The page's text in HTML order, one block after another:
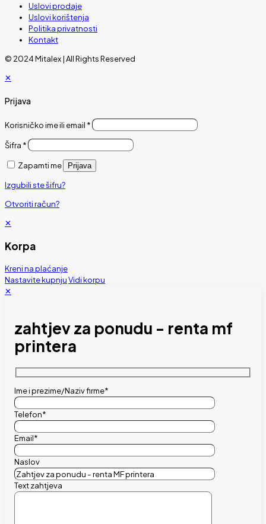
Uslovi prodaje
Uslovi korištenja
Politika privatnosti
Kontakt
© 2024 Mitalex | All Rights Reserved
✕
Prijava
Korisničko ime ili email *
Šifra *
Zapamti me Prijava
Izgubili ste šifru?
Otvoriti račun?
✕
Korpa
Kreni na plaćanje
Nastavite kupnjuVidi korpu
✕
zahtjev za ponudu - renta mf
printera
Ime i prezime/Naziv firme*
Telefon*
Email*
Naslov
Text zahtjeva